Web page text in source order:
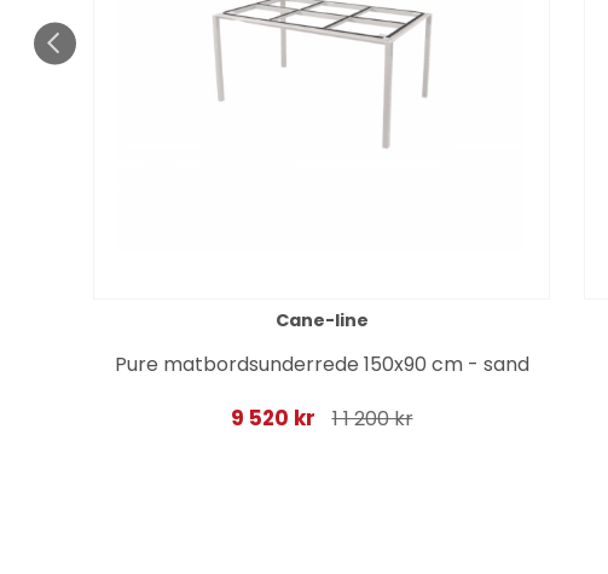
Cane-line
Pure matbordsunderrede 150x90 cm - sand
9 520 kr 1 1 200 kr